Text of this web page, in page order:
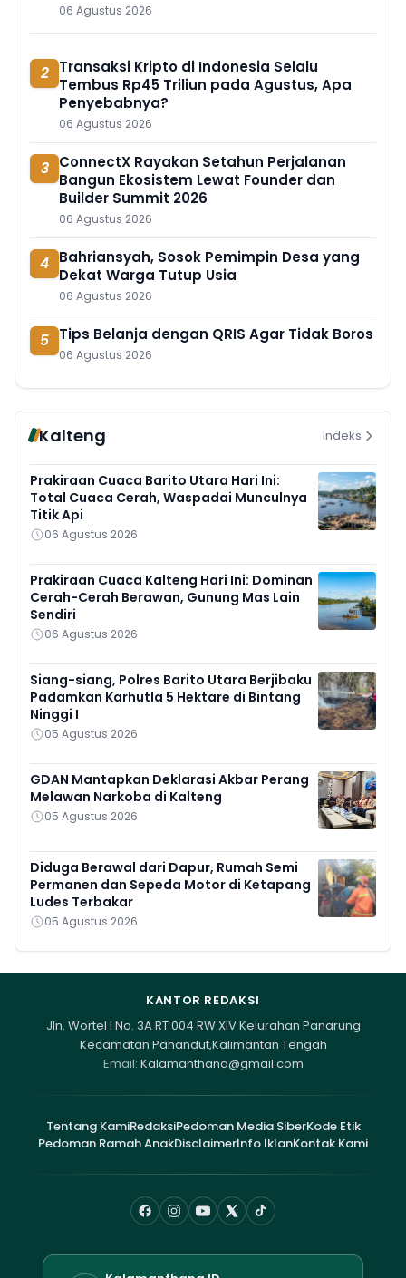
06 Agustus 2026
2 Transaksi Kripto di Indonesia Selalu
Tembus Rp45 Triliun pada Agustus, Apa
Penyebabnya?
06 Agustus 2026
3 ConnectX Rayakan Setahun Perjalanan
Bangun Ekosistem Lewat Founder dan
Builder Summit 2026
06 Agustus 2026
4 Bahriansyah, Sosok Pemimpin Desa yang
Dekat Warga Tutup Usia
06 Agustus 2026
5 Tips Belanja dengan QRIS Agar Tidak Boros
06 Agustus 2026
Kalteng Indeks
Prakiraan Cuaca Barito Utara Hari Ini:
Total Cuaca Cerah, Waspadai Munculnya
Titik Api
06 Agustus 2026
Prakiraan Cuaca Kalteng Hari Ini: Dominan
Cerah-Cerah Berawan, Gunung Mas Lain
Sendiri
06 Agustus 2026
Siang-siang, Polres Barito Utara Berjibaku
Padamkan Karhutla 5 Hektare di Bintang
Ninggi I
05 Agustus 2026
GDAN Mantapkan Deklarasi Akbar Perang
Melawan Narkoba di Kalteng
05 Agustus 2026
Diduga Berawal dari Dapur, Rumah Semi
Permanen dan Sepeda Motor di Ketapang
Ludes Terbakar
05 Agustus 2026
KANTOR REDAKSI
Jln. Wortel I No. 3A RT 004 RW XIV Kelurahan Panarung
Kecamatan Pahandut,Kalimantan Tengah
Email: Kalamanthana@gmail.com
Tentang KamiRedaksiPedoman Media SiberKode Etik
Pedoman Ramah AnakDisclaimerInfo IklanKontak Kami